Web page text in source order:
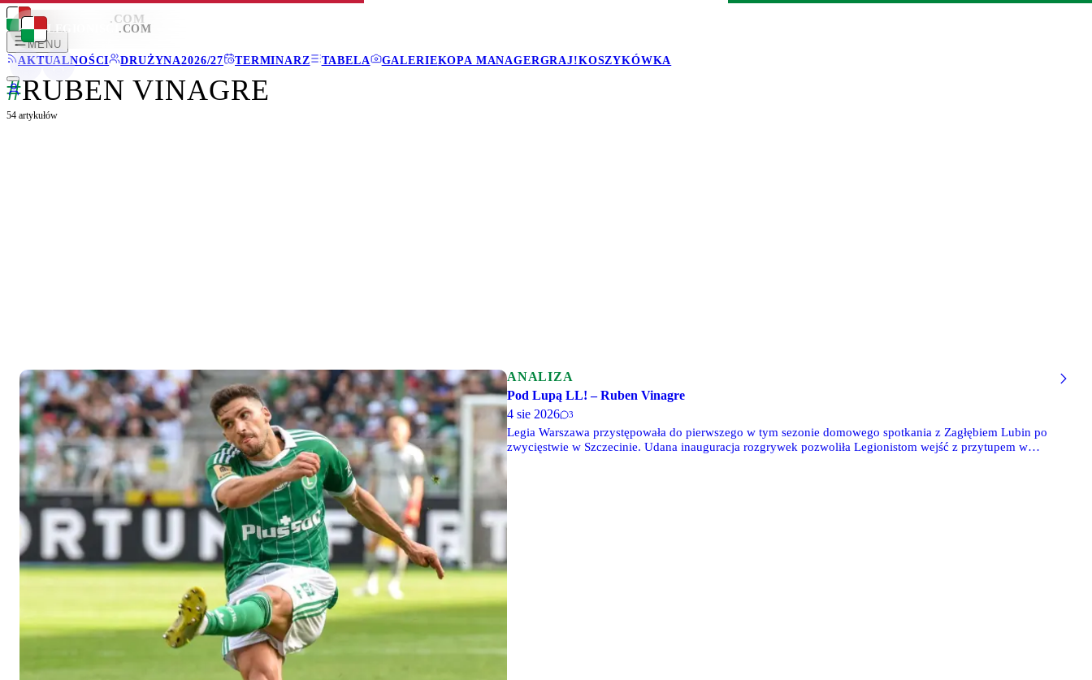
LEGIONISCI .COM
MENU
AKTUALNOŚCI
DRUŻYNA2026/27 TERMINARZ TABELA GALERIEKOPA MANAGERGRAJ!KOSZYKÓWKA
LEGIONISCI .COM
#RUBEN VINAGRE
54 artykułów
ANALIZA
Pod Lupą LL! – Ruben Vinagre
4 sie 2026
3
Legia Warszawa przystępowała do pierwszego w tym sezonie domowego spotkania z Zagłębiem Lubin po
zwycięstwie w Szczecinie. Udana inauguracja rozgrywek pozwoliła Legionistom wejść z przytupem w